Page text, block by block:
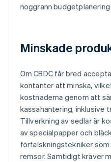
noggrann
Minskade
Om CBDC får bred
kontanter att minska,
kostnaderna genom att
kassahantering, inklusive
Tillverkning av sedlar är
av specialpapper och
förfalskningstekniker
remsor. Samtidigt kräver